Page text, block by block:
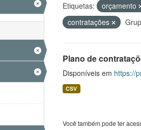
Etiquetas: orçamento
contratações
Plano de
Disponíveis em https://
CSV
Você também pode ter